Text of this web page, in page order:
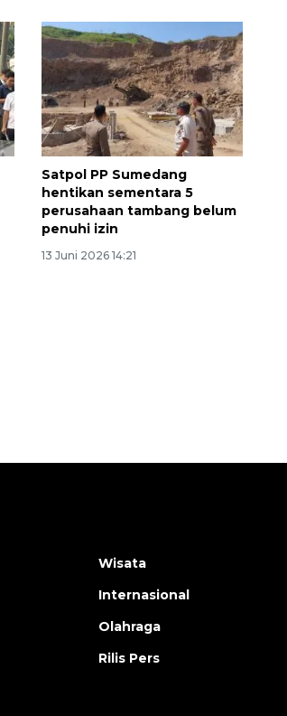
Satpol PP Sumedang
hentikan sementara 5
perusahaan tambang belum
penuhi izin
13 Juni 2026 14:21
Wisata
Internasional
Olahraga
Rilis Pers